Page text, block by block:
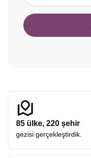
85 ülke, 220 şehir
gezisi gerçekleştirdik.